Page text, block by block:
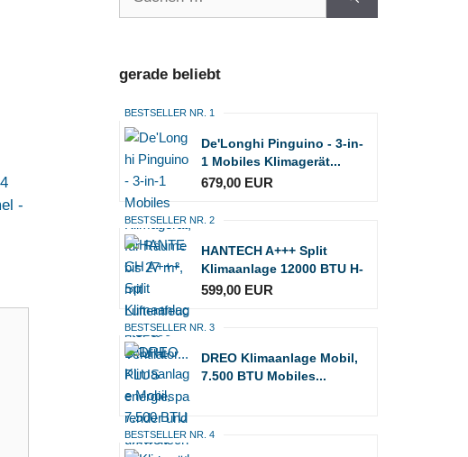
nach:
gerade beliebt
BESTSELLER NR. 1
De'Longhi Pinguino - 3-in-
1 Mobiles Klimagerät...
679,00 EUR
BESTSELLER NR. 2
HANTECH A+++ Split
Klimaanlage 12000 BTU H-
PLUS...
599,00 EUR
BESTSELLER NR. 3
DREO Klimaanlage Mobil,
7.500 BTU Mobiles...
BESTSELLER NR. 4